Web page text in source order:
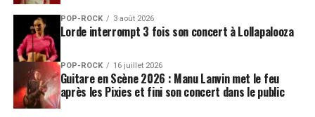
POP-ROCK 3 août 2026
Lorde interrompt 3 fois son concert à Lollapalooza
POP-ROCK 16 juillet 2026
Guitare en Scène 2026 : Manu Lanvin met le feu
après les Pixies et fini son concert dans le public